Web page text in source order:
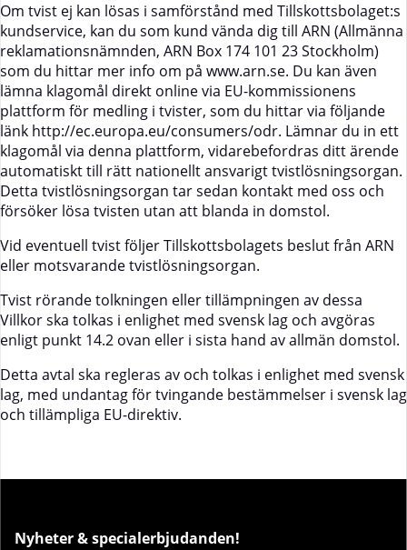
Om tvist ej kan lösas i samförstånd med Tillskottsbolaget:s
kundservice, kan du som kund vända dig till ARN (Allmänna
reklamationsnämnden, ARN Box 174 101 23 Stockholm)
som du hittar mer info om på www.arn.se. Du kan även
lämna klagomål direkt online via EU-kommissionens
plattform för medling i tvister, som du hittar via följande
länk http://ec.europa.eu/consumers/odr. Lämnar du in ett
klagomål via denna plattform, vidarebefordras ditt ärende
automatiskt till rätt nationellt ansvarigt tvistlösningsorgan.
Detta tvistlösningsorgan tar sedan kontakt med oss och
försöker lösa tvisten utan att blanda in domstol.
Vid eventuell tvist följer Tillskottsbolagets beslut från ARN
eller motsvarande tvistlösningsorgan.
Tvist rörande tolkningen eller tillämpningen av dessa
Villkor ska tolkas i enlighet med svensk lag och avgöras
enligt punkt 14.2 ovan eller i sista hand av allmän domstol.
Detta avtal ska regleras av och tolkas i enlighet med svensk
lag, med undantag för tvingande bestämmelser i svensk lag
och tillämpliga EU-direktiv.
Nyheter & specialerbjudanden!